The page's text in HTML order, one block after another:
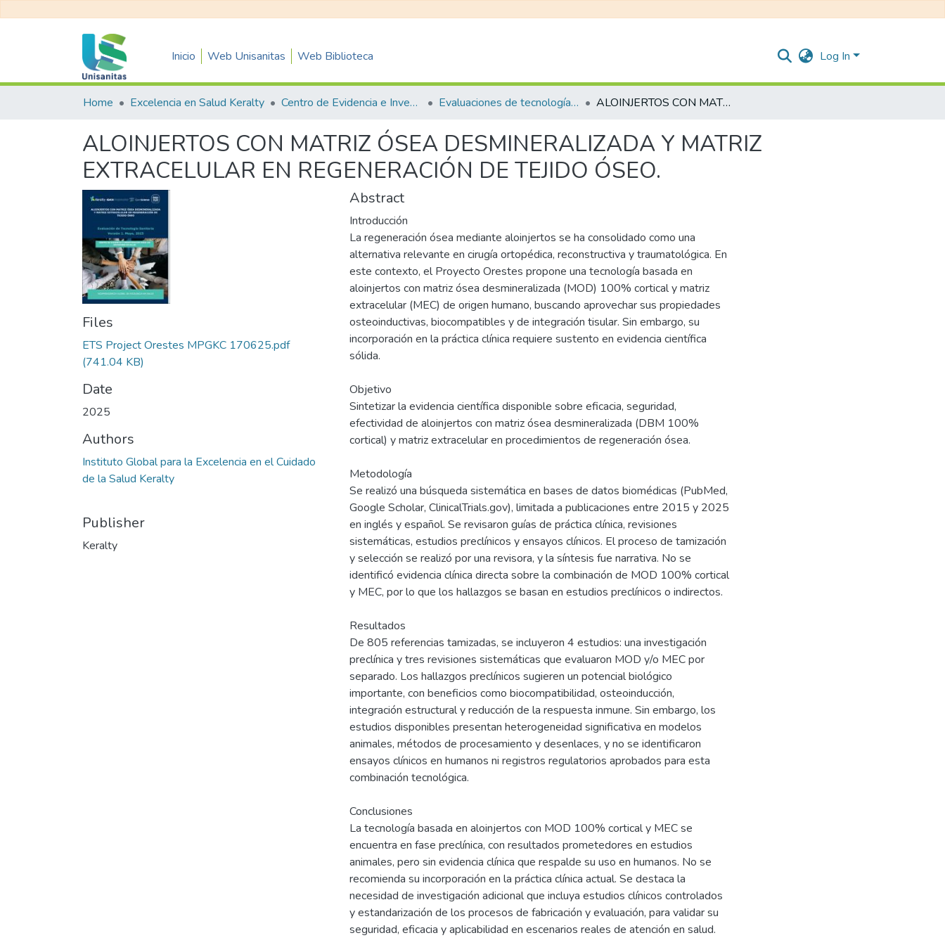
Inicio Web Unisanitas Web Biblioteca Log In
Home Excelencia en Salud Keralty Centro de Evidencia e Investigación para las Decisiones en Salud – CEIDS Evaluaciones de tecnología sanitaria ALOINJERTOS CON MATRIZ ÓSEA DESMINERALIZADA Y MATRIZ EXTRACELULAR EN REGENERACIÓN DE TEJIDO ÓSEO.
ALOINJERTOS CON MATRIZ ÓSEA DESMINERALIZADA Y MATRIZ
EXTRACELULAR EN REGENERACIÓN DE TEJIDO ÓSEO.
Files
ETS Project Orestes MPGKC 170625.pdf
(741.04 KB)
Date
2025
Authors
Instituto Global para la Excelencia en el Cuidado
de la Salud Keralty
Publisher
Keralty
Abstract
Introducción
La regeneración ósea mediante aloinjertos se ha consolidado como una
alternativa relevante en cirugía ortopédica, reconstructiva y traumatológica. En
este contexto, el Proyecto Orestes propone una tecnología basada en
aloinjertos con matriz ósea desmineralizada (MOD) 100% cortical y matriz
extracelular (MEC) de origen humano, buscando aprovechar sus propiedades
osteoinductivas, biocompatibles y de integración tisular. Sin embargo, su
incorporación en la práctica clínica requiere sustento en evidencia científica
sólida.
Objetivo
Sintetizar la evidencia científica disponible sobre eficacia, seguridad,
efectividad de aloinjertos con matriz ósea desmineralizada (DBM 100%
cortical) y matriz extracelular en procedimientos de regeneración ósea.
Metodología
Se realizó una búsqueda sistemática en bases de datos biomédicas (PubMed,
Google Scholar, ClinicalTrials.gov), limitada a publicaciones entre 2015 y 2025
en inglés y español. Se revisaron guías de práctica clínica, revisiones
sistemáticas, estudios preclínicos y ensayos clínicos. El proceso de tamización
y selección se realizó por una revisora, y la síntesis fue narrativa. No se
identificó evidencia clínica directa sobre la combinación de MOD 100% cortical
y MEC, por lo que los hallazgos se basan en estudios preclínicos o indirectos.
Resultados
De 805 referencias tamizadas, se incluyeron 4 estudios: una investigación
preclínica y tres revisiones sistemáticas que evaluaron MOD y/o MEC por
separado. Los hallazgos preclínicos sugieren un potencial biológico
importante, con beneficios como biocompatibilidad, osteoinducción,
integración estructural y reducción de la respuesta inmune. Sin embargo, los
estudios disponibles presentan heterogeneidad significativa en modelos
animales, métodos de procesamiento y desenlaces, y no se identificaron
ensayos clínicos en humanos ni registros regulatorios aprobados para esta
combinación tecnológica.
Conclusiones
La tecnología basada en aloinjertos con MOD 100% cortical y MEC se
encuentra en fase preclínica, con resultados prometedores en estudios
animales, pero sin evidencia clínica que respalde su uso en humanos. No se
recomienda su incorporación en la práctica clínica actual. Se destaca la
necesidad de investigación adicional que incluya estudios clínicos controlados
y estandarización de los procesos de fabricación y evaluación, para validar su
seguridad, eficacia y aplicabilidad en escenarios reales de atención en salud.